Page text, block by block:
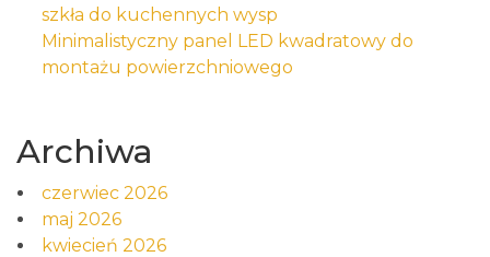
szkła do kuchennych wysp
Minimalistyczny panel LED kwadratowy do
montażu powierzchniowego
Archiwa
czerwiec 2026
maj 2026
kwiecień 2026